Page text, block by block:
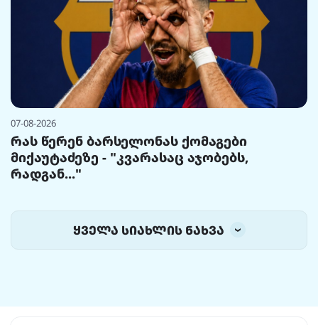
07-08-2026
რას წერენ ბარსელონას ქომაგები
მიქაუტაძეზე - "კვარასაც აჯობებს,
რადგან..."
ყველა სიახლის ნახვა